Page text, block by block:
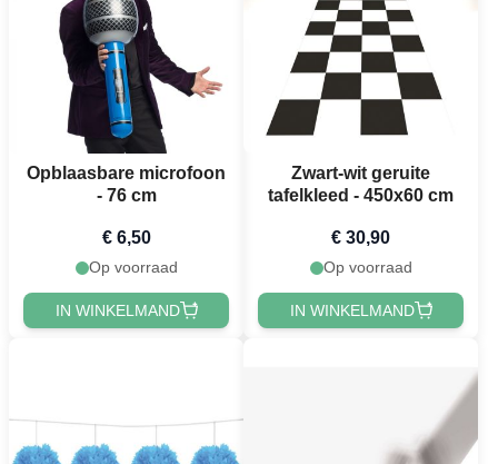
Opblaasbare microfoon
- 76 cm
€ 6,50
Op voorraad
IN WINKELMAND
Zwart-wit geruite
tafelkleed - 450x60 cm
€ 30,90
Op voorraad
IN WINKELMAND